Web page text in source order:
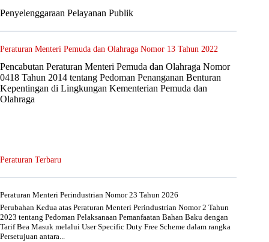
Penyelenggaraan Pelayanan Publik
Peraturan Menteri Pemuda dan Olahraga Nomor 13 Tahun 2022
Pencabutan Peraturan Menteri Pemuda dan Olahraga Nomor
0418 Tahun 2014 tentang Pedoman Penanganan Benturan
Kepentingan di Lingkungan Kementerian Pemuda dan
Olahraga
Peraturan Terbaru
Peraturan Menteri Perindustrian Nomor 23 Tahun 2026
Perubahan Kedua atas Peraturan Menteri Perindustrian Nomor 2 Tahun
2023 tentang Pedoman Pelaksanaan Pemanfaatan Bahan Baku dengan
Tarif Bea Masuk melalui User Specific Duty Free Scheme dalam rangka
Persetujuan antara...